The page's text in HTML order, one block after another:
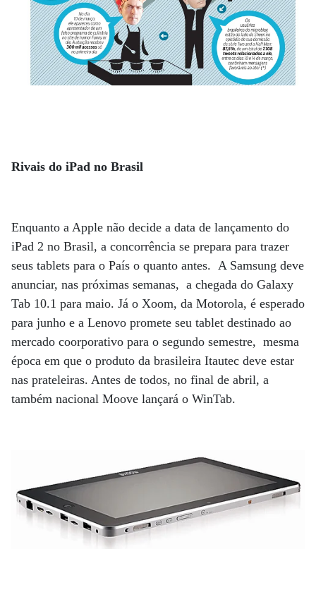
Rivais do iPad no Brasil
Enquanto a Apple não decide a data de lançamento do
iPad 2 no Brasil, a concorrência se prepara para trazer
seus tablets para o País o quanto antes. A Samsung deve
anunciar, nas próximas semanas, a chegada do Galaxy
Tab 10.1 para maio. Já o Xoom, da Motorola, é esperado
para junho e a Lenovo promete seu tablet destinado ao
mercado coorporativo para o segundo semestre, mesma
época em que o produto da brasileira Itautec deve estar
nas prateleiras. Antes de todos, no final de abril, a
também nacional Moove lançará o WinTab.